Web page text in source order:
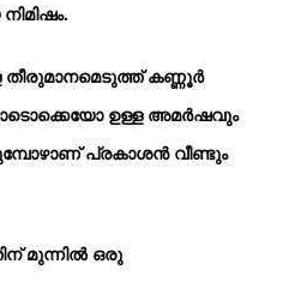
തീരുമാനമെടുത്ത് കണ്ണൂര്‍
ഉള്ള അമര്‍ഷവും
പ്രകാശന്‍ വീണ്ടും
മുന്നില്‍ ഒരു